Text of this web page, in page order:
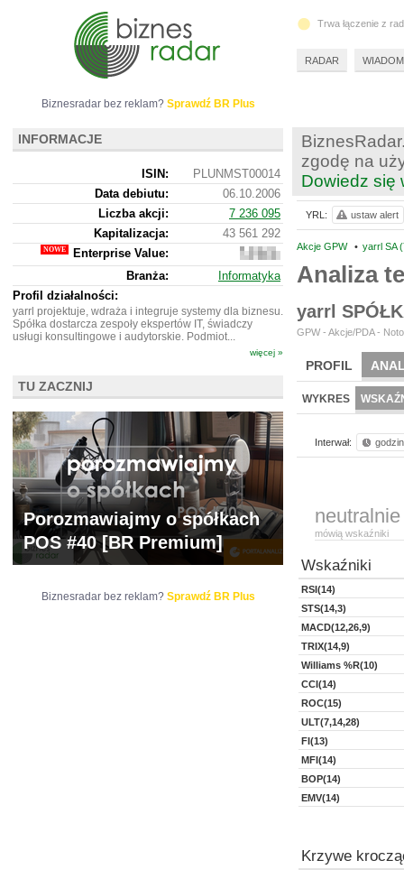
zgodę na
Dowiedz się
Akcje GPW • yarrl SA
Analiza
yarrl
GPW - Akcje/PDA -
PROFIL
BR LAB
WYKRES
Interwał:
neutralnie
mówią wskaźniki
Wskaźniki
RSI(14)
STS(14,3)
MACD(12,26,9)
TRIX(14,9)
Williams %R(10)
CCI(14)
ROC(15)
ULT(7,14,28)
FI(13)
MFI(14)
BOP(14)
EMV(14)
Krzywe
YRL: ustaw alert
Biznesradar bez reklam? Sprawdź BR Plus
INFORMACJE
ISIN:
PLUNMST00014
Data debiutu:
06.10.2006
Liczba akcji:
7 236 095
Kapitalizacja:
43 561 292
Enterprise Value:
48
685
292
Branża:
Informatyka
Profil działalności:
yarrl projektuje, wdraża i integruje systemy dla biznesu.
Spółka dostarcza zespoły ekspertów IT, świadczy
usługi konsultingowe i audytorskie. Podmiot...
więcej »
TU ZACZNIJ
Porozmawiajmy o spółkach
POS #40 [BR Premium]
Biznesradar bez reklam? Sprawdź BR Plus
Trwa łączenie z
RADAR